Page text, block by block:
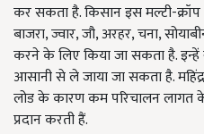
कर सकता है. किसान इस मल्टी-
बाजरा, ज्वार, जौ, अरहर, चना,
करने के लिए किया जा सकता है.
आसानी से ले जाया जा सकता है.
लोड के कारण कम परिचालन लागत
प्रदान करती हैं.